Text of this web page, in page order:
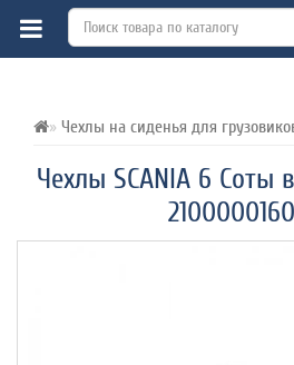
Чехлы на сиденья для
Чехлы SCANIA 6
ВСЕ О ТОВАРЕ ХАРАКТЕРИСТИКИ